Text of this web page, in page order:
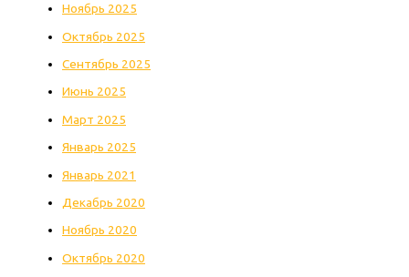
Ноябрь 2025
Октябрь 2025
Сентябрь 2025
Июнь 2025
Март 2025
Январь 2025
Январь 2021
Декабрь 2020
Ноябрь 2020
Октябрь 2020